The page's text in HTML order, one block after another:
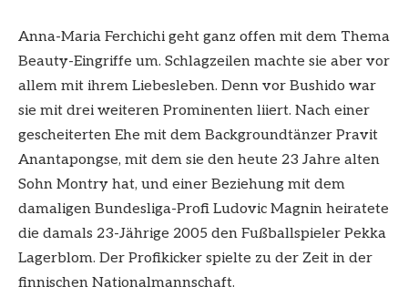
Anna-Maria Ferchichi geht ganz offen mit dem Thema
Beauty-Eingriffe um. Schlagzeilen machte sie aber vor
allem mit ihrem Liebesleben. Denn vor Bushido war
sie mit drei weiteren Prominenten liiert. Nach einer
gescheiterten Ehe mit dem Backgroundtänzer Pravit
Anantapongse, mit dem sie den heute 23 Jahre alten
Sohn Montry hat, und einer Beziehung mit dem
damaligen Bundesliga-Profi Ludovic Magnin heiratete
die damals 23-Jährige 2005 den Fußballspieler Pekka
Lagerblom. Der Profikicker spielte zu der Zeit in der
finnischen Nationalmannschaft.